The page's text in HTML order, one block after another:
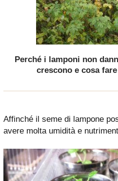
Perché i lamponi non
crescono e cosa
Affinché il seme di lampone
avere molta umidità e